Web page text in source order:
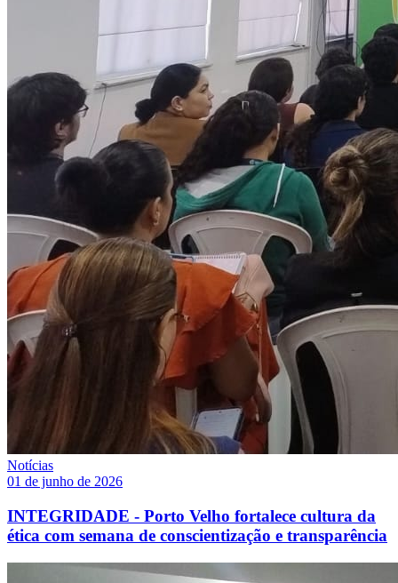
Notícias
01 de junho de 2026
INTEGRIDADE - Porto Velho fortalece cultura da
ética com semana de conscientização e transparência